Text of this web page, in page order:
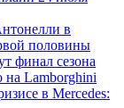
в
половины
финал сезона
на Lamborghini
в Mercedes: